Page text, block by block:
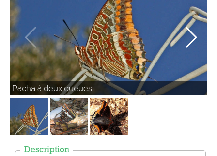
Pacha à deux queues
Description